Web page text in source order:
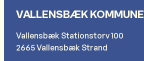
VALLENSBÆK KOMMUNE
Vallensbæk Stationstorv 100
2665 Vallensbæk Strand